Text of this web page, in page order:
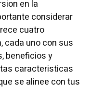
en la
considerar
cuatro
cada uno con sus
beneficios y
caracteristicas
se alinee con tus